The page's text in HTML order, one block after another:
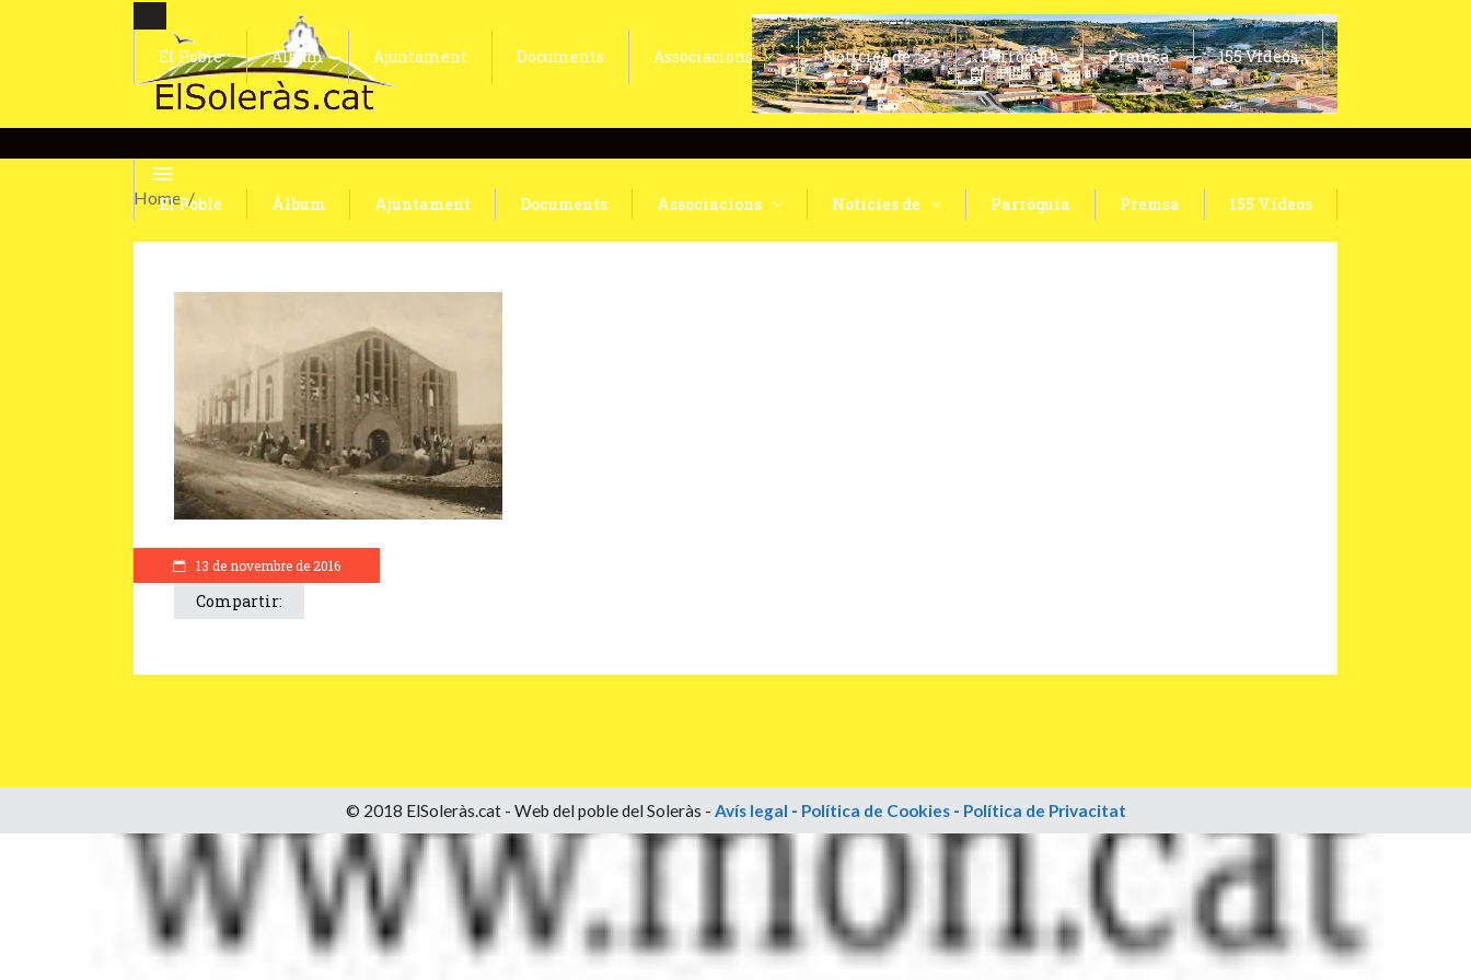
El Poble Àlbum Ajuntament Documents Associacions Notícies de Parròquia Premsa 155 Vídeos
El Poble Àlbum Ajuntament Documents Associacions Notícies de Parròquia Premsa 155 Vídeos
Home
13 de novembre de 2016
Compartir:
© 2018 ElSoleràs.cat - Web del poble del Soleràs - Avís legal - Política de Cookies- Política de Privacitat